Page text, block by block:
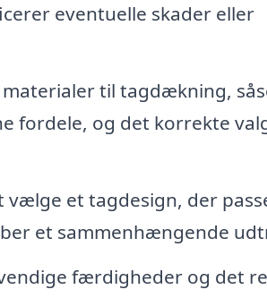
eventuelle skader eller
til tagdækning,
fordele, og det korrekte
vælge et tagdesign, der
et sammenhængende
færdigheder og det